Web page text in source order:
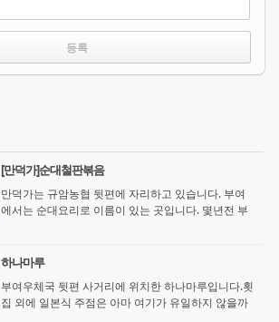
[만덕가]순대철판볶음
만덕가는 규암농협 뒷편에 자리하고 있습니다. 부여
에서는 순대요리로 이름이 있는 곳입니다. 몇년전 부
먹을까 고민하다가 한친구의 추천으로 ...
하나마루
부여우체국 뒷편 사거리에 위치한 하나마루입니다.횟
집 외에 일본식 주점은 아마 여기가 유일하지 않을까